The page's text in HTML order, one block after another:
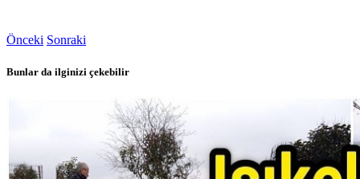
Önceki Sonraki
Bunlar da ilginizi çekebilir